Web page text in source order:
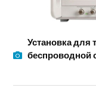
Установка для
беспроводной